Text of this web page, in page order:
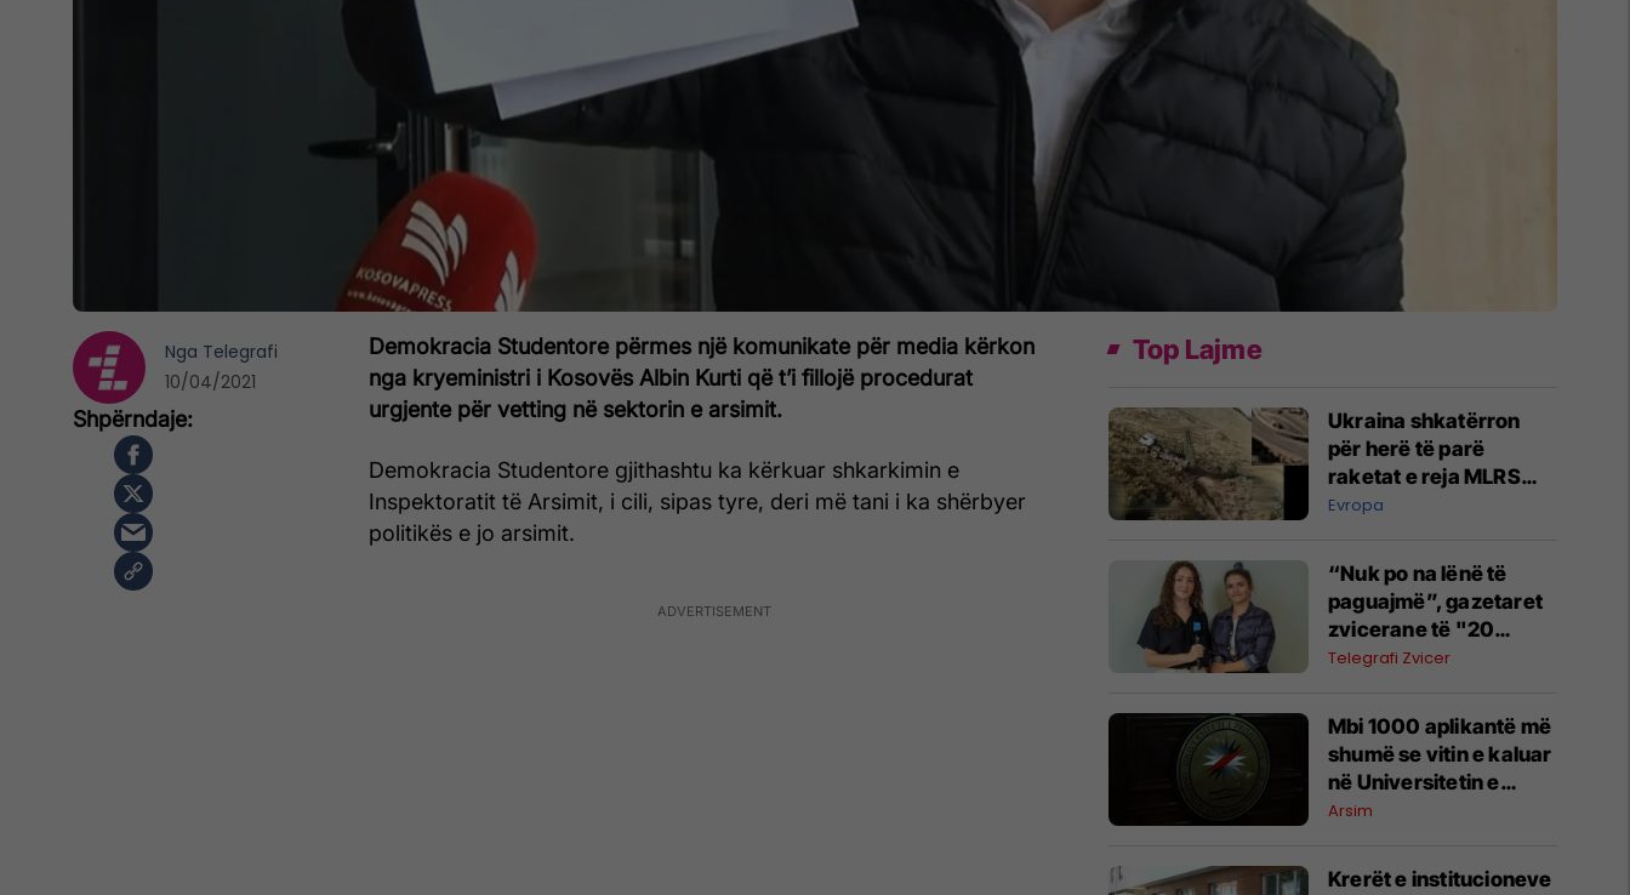
Demokracia Studentore përmes një komunikate për media kërkon
nga kryeministri i Kosovës Albin Kurti që t’i fillojë procedurat
urgjente për vetting në sektorin e arsimit.
Demokracia Studentore gjithashtu ka kërkuar shkarkimin e
Inspektoratit të Arsimit, i cili, sipas tyre, deri më tani i ka shërbyer
politikës e jo arsimit.
Nga Telegrafi
10/04/2021
Top Lajme
Ukraina shkatërron
për herë të parë
raketat e reja MLRS
Sarma të Rusisë
Evropa
“Nuk po na lënë të
paguajmë”, gazetaret
zvicerane të "20
Minuten" mahniten
Telegrafi Zvicer
​Mbi 1000 aplikantë më
shumë se vitin e kaluar
në Universitetin e
Prishtinës
Arsim
Krerët e institucioneve